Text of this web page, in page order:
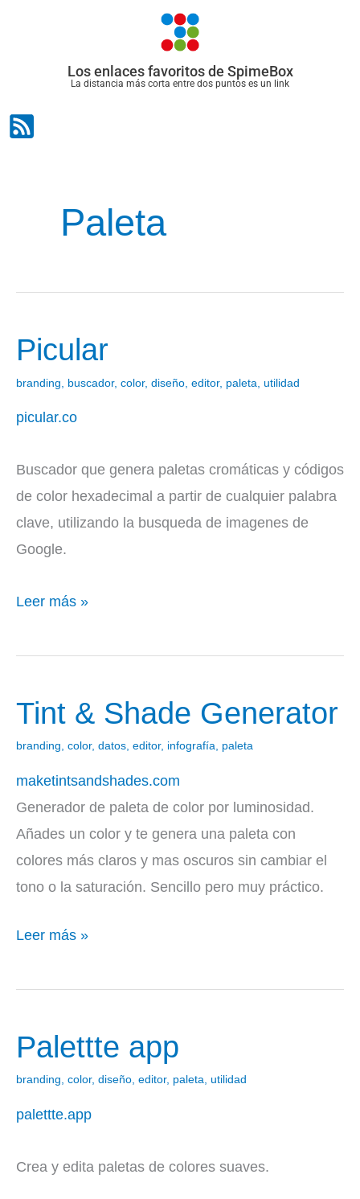
Los enlaces favoritos de SpimeBox
La distancia más corta entre dos puntos es un link
Paleta
Picular
branding buscador, color, diseño editor, paleta utilidad
picular.co
Buscador que genera paletas cromáticas y códigos
de color hexadecimal a partir de cualquier palabra
clave, utilizando la busqueda de imagenes de
Google.
Picular
Leer más »
Tint & Shade Generator
branding, color, datos, editor, infografía, paleta
maketintsandshades.com
Generador de paleta de color por luminosidad.
Añades un color y te genera una paleta con
colores más claros y mas oscuros sin cambiar el
tono o la saturación. Sencillo pero muy práctico.
Tint
Generator
Leer más »
Palettte app
branding, color, diseño, editor, paleta, utilidad
palettte.app
Crea y edita paletas de colores suaves.
Palettte